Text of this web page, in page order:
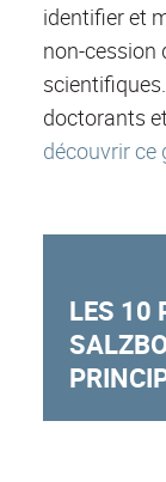
identifier et
non-cession
doctorants
découvrir ce
LES 10